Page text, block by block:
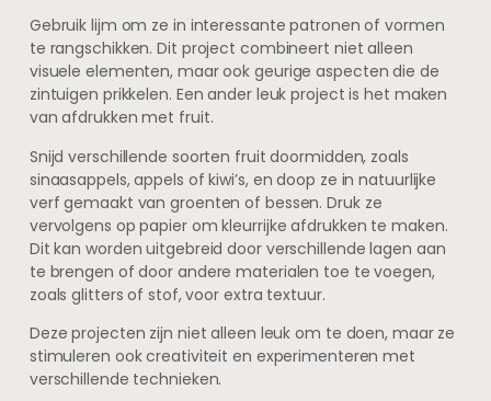
Gebruik lijm om ze in interessante patronen of vormen
te rangschikken. Dit project combineert niet alleen
visuele elementen, maar ook geurige aspecten die de
zintuigen prikkelen. Een ander leuk project is het maken
van afdrukken met fruit.
Snijd verschillende soorten fruit doormidden, zoals
sinaasappels, appels of kiwi’s, en doop ze in natuurlijke
verf gemaakt van groenten of bessen. Druk ze
vervolgens op papier om kleurrijke afdrukken te maken.
Dit kan worden uitgebreid door verschillende lagen aan
te brengen of door andere materialen toe te voegen,
zoals glitters of stof, voor extra textuur.
Deze projecten zijn niet alleen leuk om te doen, maar ze
stimuleren ook creativiteit en experimenteren met
verschillende technieken.